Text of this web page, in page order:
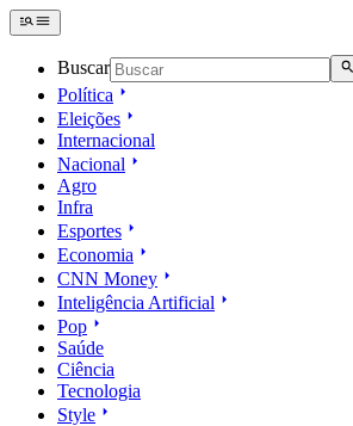
Buscar
Política
Eleições
Internacional
Nacional
Agro
Infra
Esportes
Economia
CNN Money
Inteligência Artificial
Pop
Saúde
Ciência
Tecnologia
Style